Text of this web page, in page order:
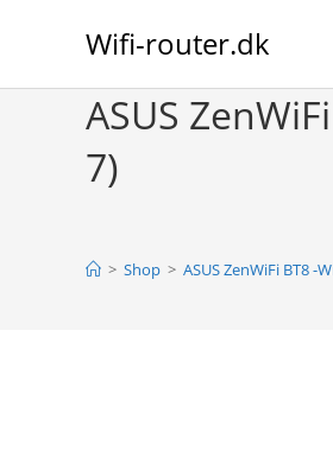
Wifi-router.dk
ASUS
7)
> Shop > ASUS ZenWiFi BT8